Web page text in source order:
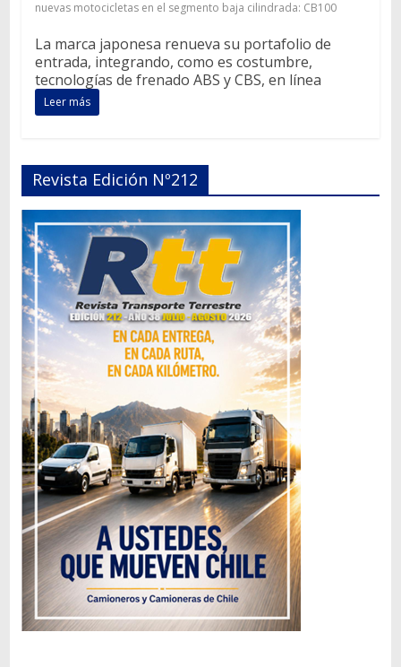
nuevas motocicletas en el segmento baja cilindrada: CB100
La marca japonesa renueva su portafolio de
entrada, integrando, como es costumbre,
tecnologías de frenado ABS y CBS, en línea
Leer más
Revista Edición Nº212